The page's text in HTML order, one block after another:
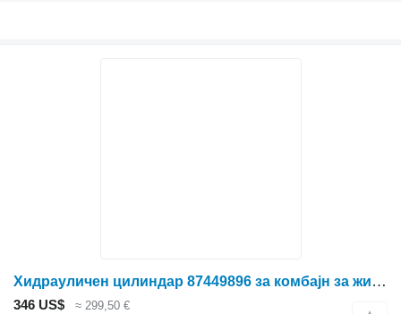
Хидрауличен цилиндар 87449896 за комбајн за жито Case IH 2388
346 US$ ≈ 299,50 €